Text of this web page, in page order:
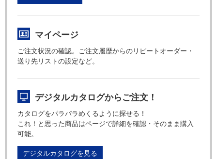
マイページ
ご注文状況の確認。ご注文履歴からのリピートオーダー・
送り先リストの設定など。
デジタルカタログからご注文！
カタログをパラパラめくるように探せる！
これ！と思った商品はページで詳細を確認・そのまま購入
可能。
デジタルカタログを見る